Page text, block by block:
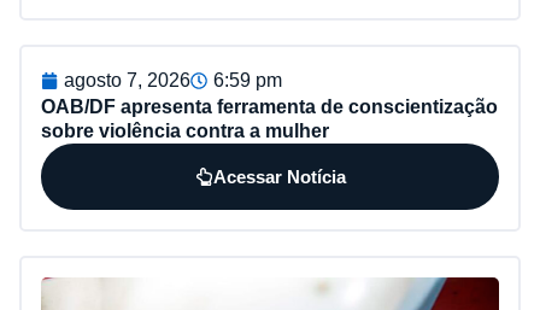
agosto 7, 2026
6:59 pm
OAB/DF apresenta ferramenta de conscientização
sobre violência contra a mulher
Acessar Notícia